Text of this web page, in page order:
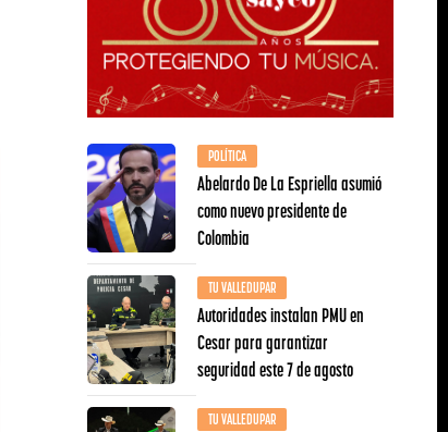
POLÍTICA
Abelardo De La Espriella asumió
como nuevo presidente de
Colombia
TU VALLEDUPAR
Autoridades instalan PMU en
Cesar para garantizar
seguridad este 7 de agosto
TU VALLEDUPAR